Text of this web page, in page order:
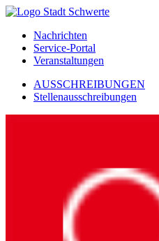
Nachrichten
Service-Portal
Veranstaltungen
AUSSCHREIBUNGEN
Stellenausschreibungen